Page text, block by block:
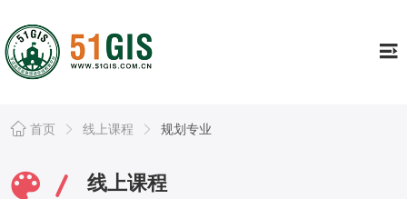
工具 Tools
证书专栏
行业资讯 Information
首页 线上课程 规划专业
线上课程